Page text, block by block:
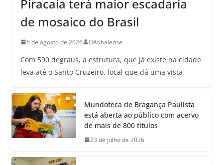
Piracaia terá maior escadaria
de mosaico do Brasil
6 de agosto de 2026 OAtibaiense
Com 590 degraus, a estrutura, que já existe na cidade
leva até o Santo Cruzeiro, local que dá uma vista
Mundoteca de Bragança Paulista
está aberta ao público com acervo
de mais de 800 títulos
23 de julho de 2026